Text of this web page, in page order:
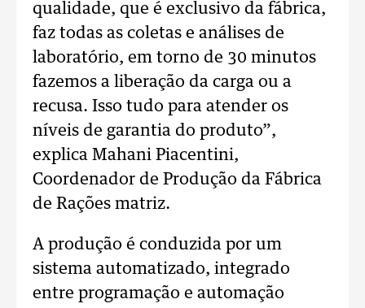
qualidade, que é exclusivo da fábrica,
faz todas as coletas e análises de
laboratório, em torno de 30 minutos
fazemos a liberação da carga ou a
recusa. Isso tudo para atender os
níveis de garantia do produto”,
explica Mahani Piacentini,
Coordenador de Produção da Fábrica
de Rações matriz.
A produção é conduzida por um
sistema automatizado, integrado
entre programação e automação